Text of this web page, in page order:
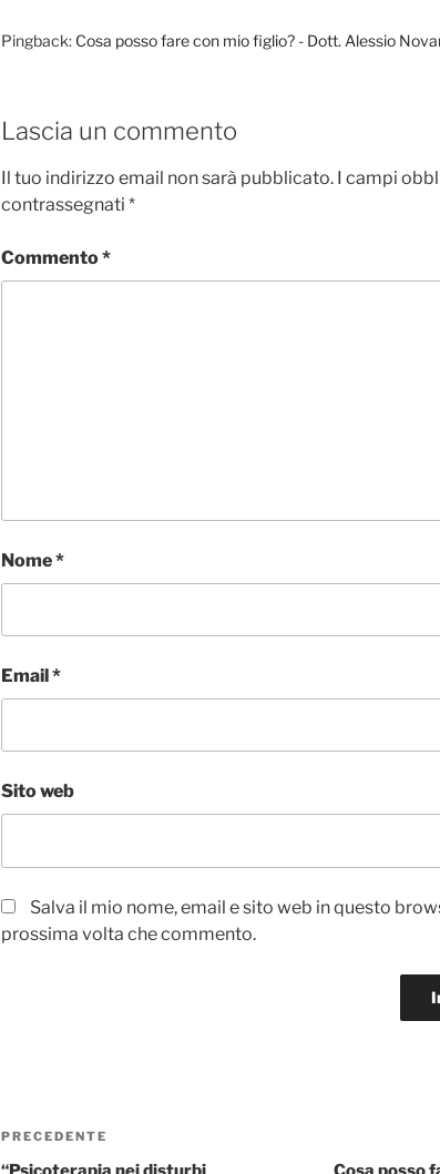
Pingback: Cosa posso fare con mio figlio? - Dott. Alessio
Lascia un commento
Il tuo indirizzo email non sarà pubblicato. I campi
contrassegnati *
Commento*
Nome*
Email*
Sito web
Salva il mio nome, email e sito web in questo
prossima volta che commento.
Navigazione
Articolo
precedente:
PRECEDENTE